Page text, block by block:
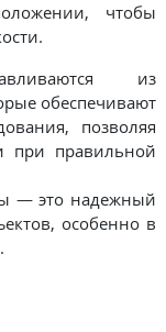
чтобы
из
обеспечивают
позволяя
при правильной
— это надежный
особенно в